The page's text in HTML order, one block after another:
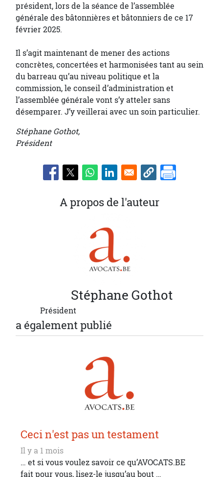
président, lors de la séance de l’assemblée
générale des bâtonnières et bâtonniers de ce 17
février 2025.
Il s’agit maintenant de mener des actions
concrètes, concertées et harmonisées tant au sein
du barreau qu’au niveau politique et la
commission, le conseil d’administration et
l’assemblée générale vont s’y atteler sans
désemparer. J’y veillerai avec un soin particulier.
Stéphane Gothot,
Président
A propos de l'auteur
Stéphane Gothot
Président
a également publié
Ceci n'est pas un testament
Il y a 1 mois
… et si vous voulez savoir ce qu’AVOCATS.BE
fait pour vous, lisez-le jusqu’au bout …